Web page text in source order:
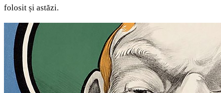
folosit și astăzi.